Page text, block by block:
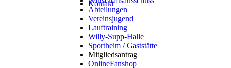
Kontakt
Abteilungen
Vereinsjugend
Lauftraining
Willy-Supp-Halle
Sportheim / Gaststätte
Mitgliedsantrag
OnlineFanshop